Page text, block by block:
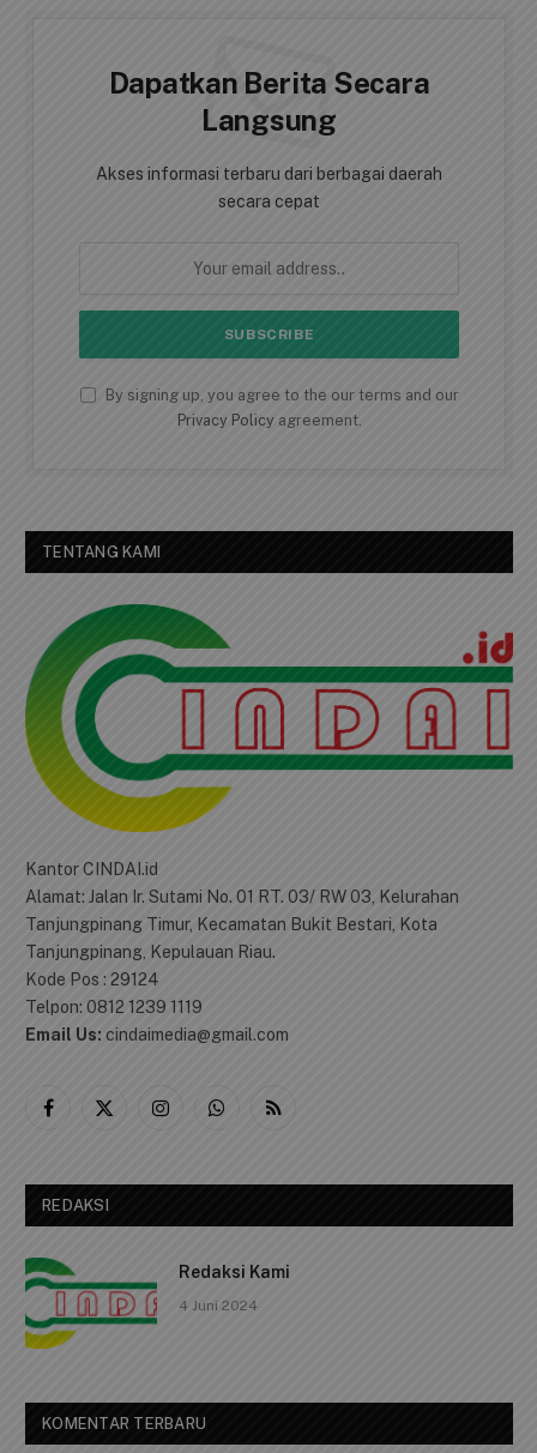
Dapatkan Berita Secara
Langsung
Akses informasi terbaru dari berbagai daerah
secara cepat
By signing up, you agree to the our terms and our
Privacy Policyagreement.
TENTANG KAMI
Kantor CINDAI.id
Alamat: Jalan Ir. Sutami No. 01 RT. 03/ RW 03, Kelurahan
Tanjungpinang Timur, Kecamatan Bukit Bestari, Kota
Tanjungpinang, Kepulauan Riau.
Kode Pos : 29124
Telpon: 0812 1239 1119
Email Us: cindaimedia@gmail.com
Facebook
X
InstagramWhatsApp
RSS
REDAKSI
Redaksi Kami
4 Juni 2024
KOMENTAR TERBARU